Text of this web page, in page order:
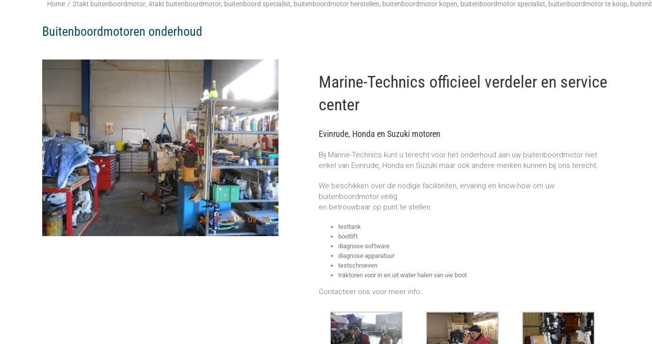
Home / 2takt buitenboordmotor, 4takt buitenboordmotor, buitenboord specialist, buitenboordmotor herstellen, buitenboordmotor kopen, buitenboordmotor specialist, buitenboordmotor te koop,
Buitenboordmotoren onderhoud
Marine-Technics officieel verdeler en service
center
Evinrude, Honda en Suzuki motoren
Bij Marine-Technics kunt u terecht voor het onderhoud aan uw buitenboordmotor niet
enkel van Evinrude, Honda en Suzuki maar ook andere merken kunnen bij ons terecht.
We beschikken over de nodige faciliteiten, ervaring en know-how om uw
buitenboordmotor veilig
en betrouwbaar op punt te stellen.
testtank
bootlift
diagnose software
diagnose apparatuur
testschroeven
traktoren voor in en uit water halen van uw boot
Contacteer ons voor meer info.